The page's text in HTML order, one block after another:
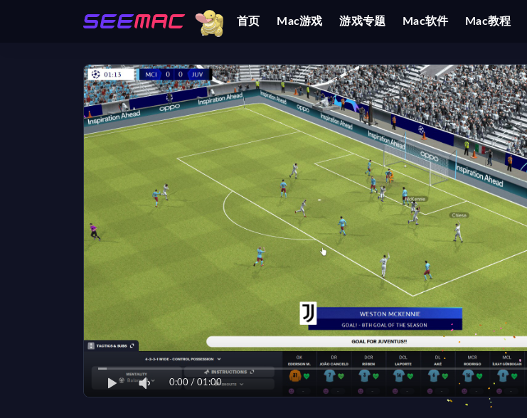
首页 Mac游戏 游戏专题 Mac软件 Mac教程
0:00 / 01:00